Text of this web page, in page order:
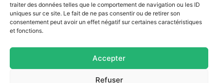
traiter des données telles que le comportement de navigation ou les ID
uniques sur ce site. Le fait de ne pas consentir ou de retirer son
consentement peut avoir un effet négatif sur certaines caractéristiques
et fonctions.
Accepter
Refuser